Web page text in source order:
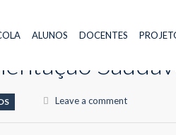
ALUNOS DOCENTES
Leave a comment